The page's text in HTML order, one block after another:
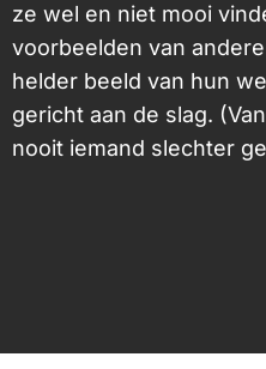
ze wel en niet mooi
voorbeelden van
helder beeld van hun
gericht aan de slag.
nooit iemand slechter